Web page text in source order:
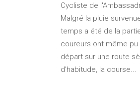
Cycliste de
Malgré la pluie
temps a été de la
coureurs ont même pu
départ sur une route
d'habitude, la course...